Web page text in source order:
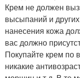
Крем не должен
высыпаний и
нанесения кожа
вас должно
Покупайте крем по
никакие